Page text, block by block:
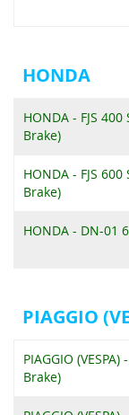
HONDA
HONDA - FJS
Brake)
HONDA - FJS
Brake)
HONDA - DN-01
PIAGGIO
PIAGGIO
Brake)